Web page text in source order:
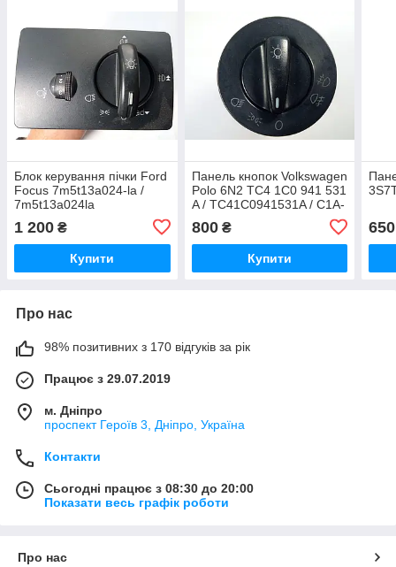
Блок керування пічки Ford
Focus 7m5t13a024-la /
7m5t13a024la
1 200 ₴
Купити
Панель кнопок Volkswagen
Polo 6N2 TC4 1C0 941 531
A / TC41C0941531A / C1A-
800₴
Купити
650
Про нас
98% позитивних з 170 відгуків за рік
Працює з 29.07.2019
м. Дніпро
проспект Героїв 3, Дніпро, Україна
Контакти
Сьогодні працює з 08:30 до 20:00
Показати весь графік роботи
Про нас